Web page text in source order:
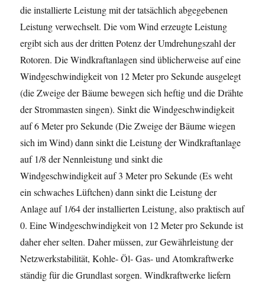
die installierte Leistung mit der tatsächlich abgegebenen
Leistung verwechselt. Die vom Wind erzeugte Leistung
ergibt sich aus der dritten Potenz der Umdrehungszahl der
Rotoren. Die Windkraftanlagen sind üblicherweise auf eine
Windgeschwindigkeit von 12 Meter pro Sekunde ausgelegt
(die Zweige der Bäume bewegen sich heftig und die Drähte
der Strommasten singen). Sinkt die Windgeschwindigkeit
auf 6 Meter pro Sekunde (Die Zweige der Bäume wiegen
sich im Wind) dann sinkt die Leistung der Windkraftanlage
auf 1/8 der Nennleistung und sinkt die
Windgeschwindigkeit auf 3 Meter pro Sekunde (Es weht
ein schwaches Lüftchen) dann sinkt die Leistung der
Anlage auf 1/64 der installierten Leistung, also praktisch auf
0. Eine Windgeschwindigkeit von 12 Meter pro Sekunde ist
daher eher selten. Daher müssen, zur Gewährleistung der
Netzwerkstabilität, Kohle- Öl- Gas- und Atomkraftwerke
ständig für die Grundlast sorgen. Windkraftwerke liefern